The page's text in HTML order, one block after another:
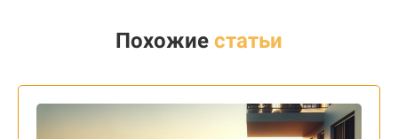
Похожие статьи